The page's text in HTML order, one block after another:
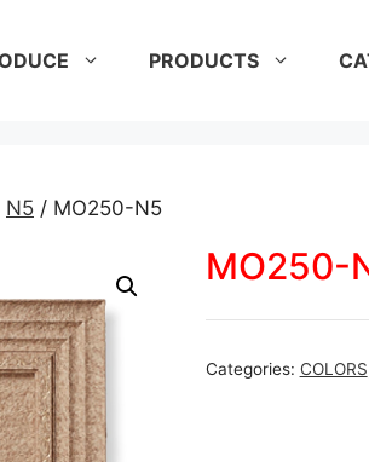
PRODUCTS
N5 / MO250-N5
MO250-
Categories: COLORS